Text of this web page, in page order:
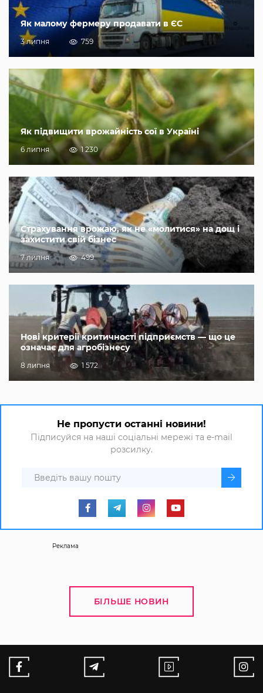
Як малому фермеру продавати в ЄС
3 липня 759
Як підвищити врожайність сої в Україні
6 липня 1 230
Страхування врожаю, як не «молитися» на дощ і
захистити свій бізнес
7 липня 499
Нові критерії критичності підприємств — що це
означає для агробізнесу
8 липня 1 572
Не пропусти останні новини!
Підписуйся на наші соціальні мережі та e-mail
розсилку.
Реклама
БІЛЬШЕ НОВИН